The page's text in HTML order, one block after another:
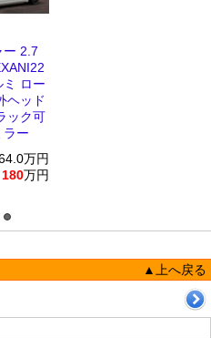
ー 2.7
ミ ロー
ヘッド
ック可
ラー
万円
180万円
▲上へ戻る